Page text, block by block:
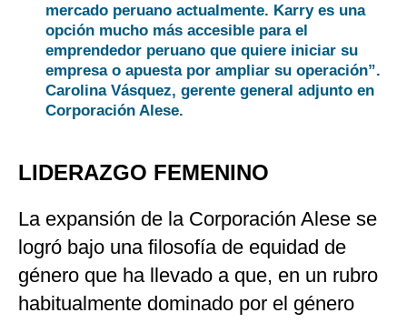
mercado peruano actualmente. Karry es una
opción mucho más accesible para el
emprendedor peruano que quiere iniciar su
empresa o apuesta por ampliar su operación”.
Carolina Vásquez, gerente general adjunto en
Corporación Alese.
LIDERAZGO FEMENINO
La expansión de la Corporación Alese se
logró bajo una filosofía de equidad de
género que ha llevado a que, en un rubro
habitualmente dominado por el género